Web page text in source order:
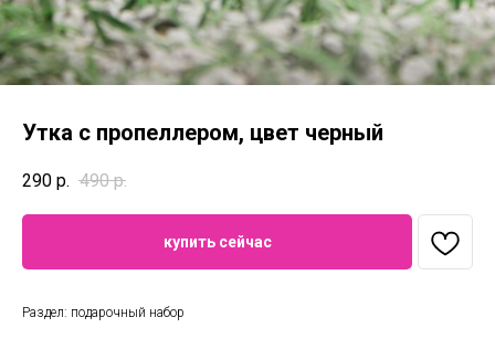
Утка с пропеллером, цвет черный
290 р. 490 р.
купить сейчас
Раздел: подарочный набор